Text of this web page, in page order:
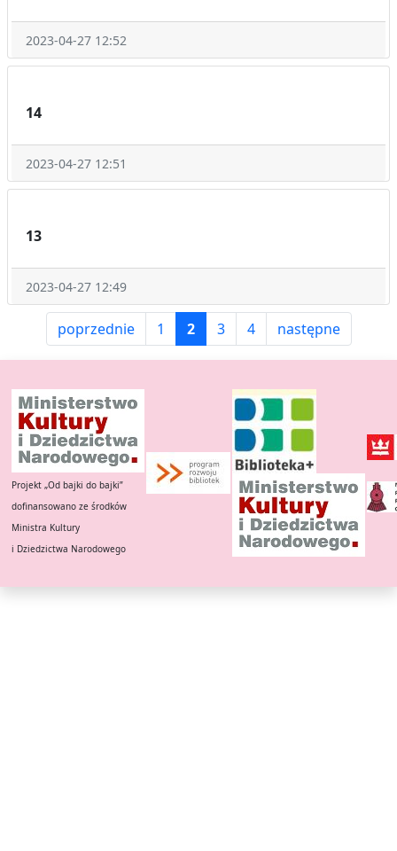
2023-04-27 12:52
14
2023-04-27 12:51
13
2023-04-27 12:49
poprzednie 1 2 3 4 następne
Projekt „Od bajki do bajki”
dofinansowano ze środków
Ministra Kultury
i Dziedzictwa Narodowego